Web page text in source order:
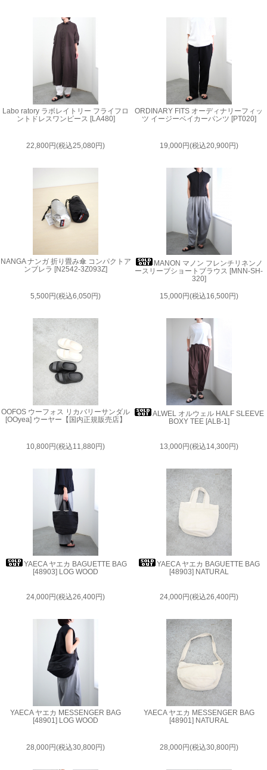
Labo ratory ラボレイトリー フライフロ
ントドレスワンピース [LA480]
22,800円(税込25,080円)
ORDINARY FITS オーディナリーフィッ
ツ イージーベイカーパンツ [PT020]
19,000円(税込20,900円)
NANGA ナンガ 折り畳み傘 コンパクトア
ンブレラ [N2542-3Z093Z]
5,500円(税込6,050円)
MANON マノン フレンチリネンノ
ースリーブショートブラウス [MNN-SH-
320]
15,000円(税込16,500円)
OOFOS ウーフォス リカバリーサンダル
[OOyea] ウーヤー【国内正規販売店】
10,800円(税込11,880円)
ALWEL オルウェル HALF SLEEVE
BOXY TEE [ALB-1]
13,000円(税込14,300円)
YAECA ヤエカ BAGUETTE BAG
[48903] LOG WOOD
24,000円(税込26,400円)
YAECA ヤエカ BAGUETTE BAG
[48903] NATURAL
24,000円(税込26,400円)
YAECA ヤエカ MESSENGER BAG
[48901] LOG WOOD
28,000円(税込30,800円)
YAECA ヤエカ MESSENGER BAG
[48901] NATURAL
28,000円(税込30,800円)